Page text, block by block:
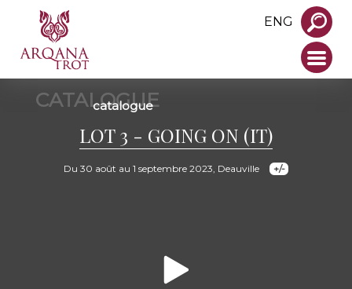
ENG
CATALOGUE
catalogue
LOT 3 - GOING ON (IT)
Du 30 août au 1 septembre 2023, Deauville